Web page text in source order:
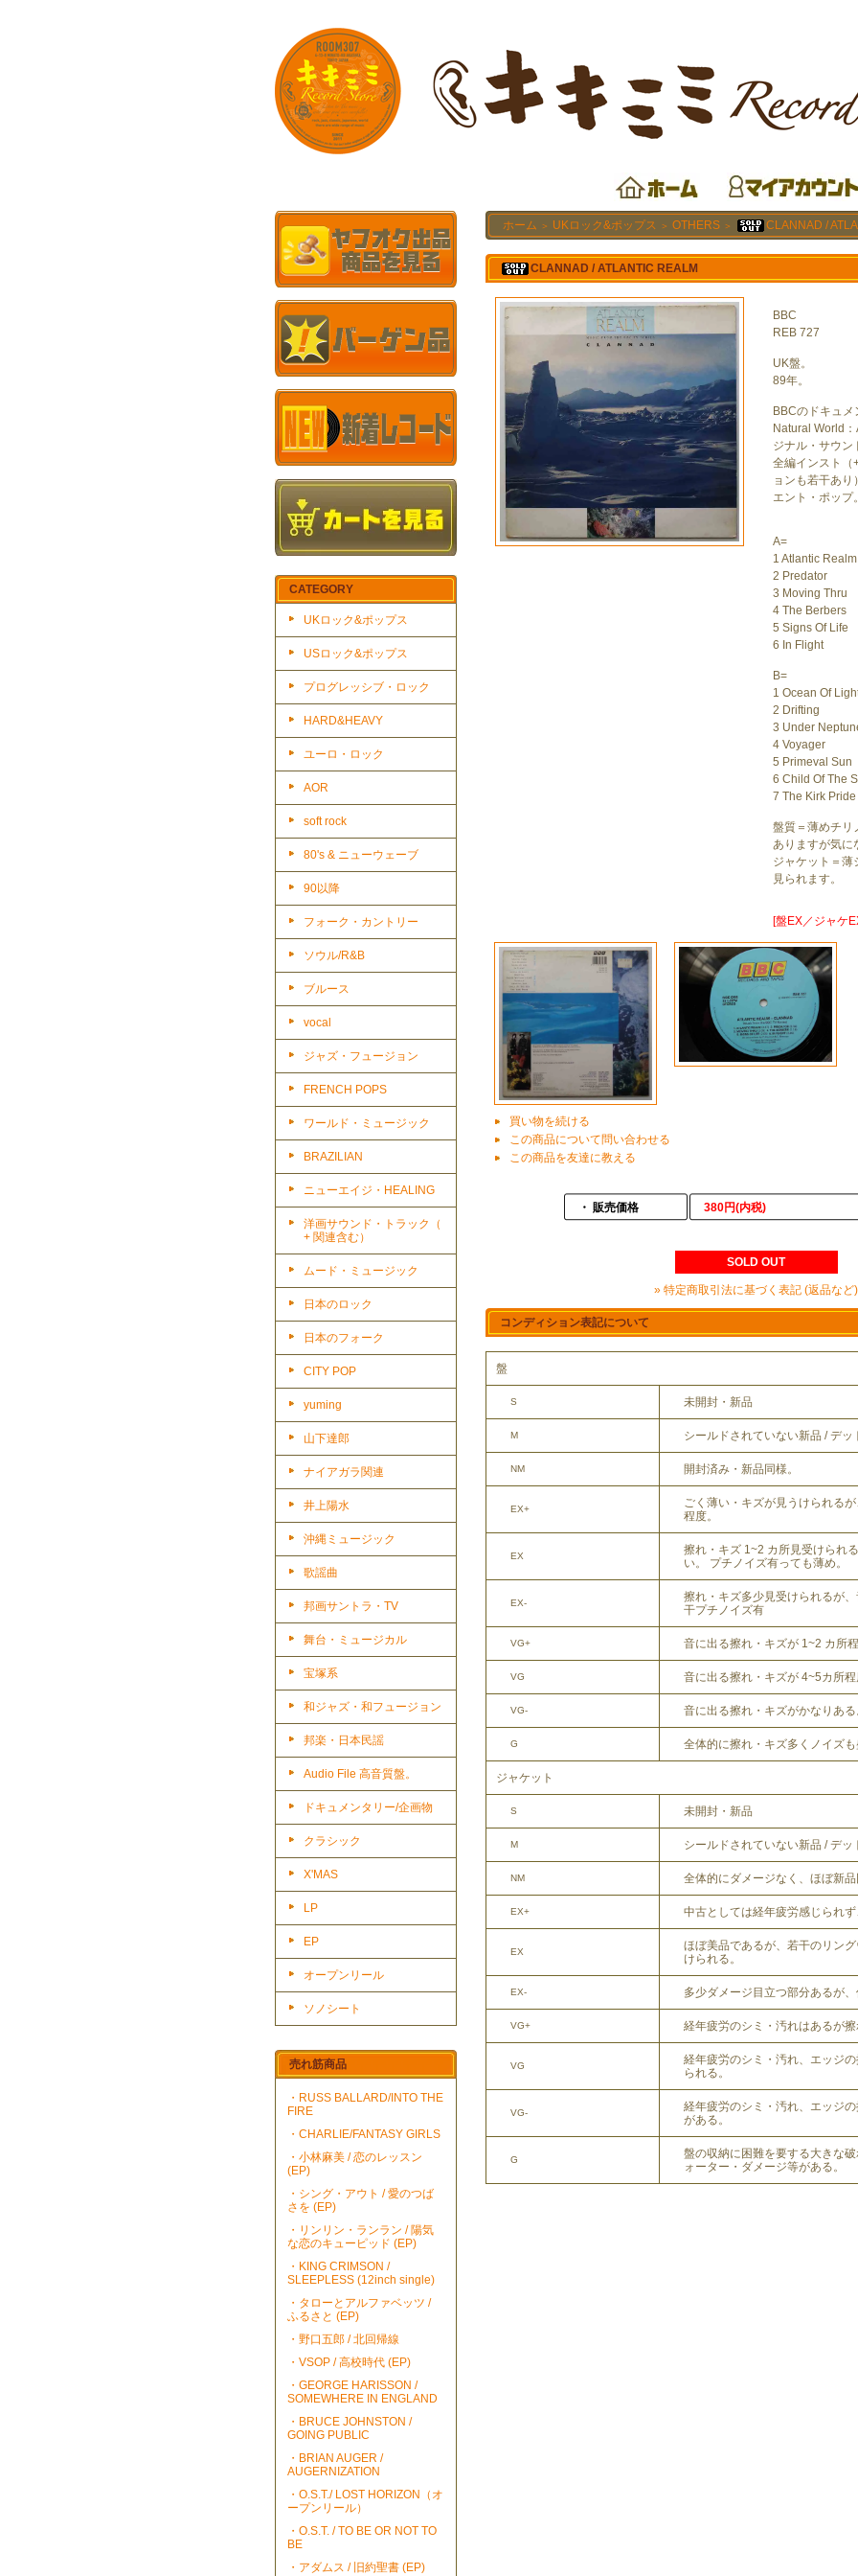
CATEGORY
UKロック&ポップス
USロック&ポップス
プログレッシブ・ロック
HARD&HEAVY
ユーロ・ロック
AOR
soft rock
80's & ニューウェーブ
90以降
フォーク・カントリー
ソウル/R&B
ブルース
vocal
ジャズ・フュージョン
FRENCH POPS
ワールド・ミュージック
BRAZILIAN
ニューエイジ・HEALING
洋画サウンド・トラック（
+ 関連含む）
ムード・ミュージック
日本のロック
日本のフォーク
CITY POP
yuming
山下達郎
ナイアガラ関連
井上陽水
沖縄ミュージック
歌謡曲
邦画サントラ・TV
舞台・ミュージカル
宝塚系
和ジャズ・和フュージョン
邦楽・日本民謡
Audio File 高音質盤。
ドキュメンタリー/企画物
クラシック
X'MAS
LP
EP
オープンリール
ソノシート
売れ筋商品
・RUSS BALLARD/INTO THE
FIRE
・CHARLIE/FANTASY GIRLS
・小林麻美 / 恋のレッスン
(EP)
・シング・アウト / 愛のつば
さを (EP)
・リンリン・ランラン / 陽気
な恋のキューピッド (EP)
・KING CRIMSON /
SLEEPLESS (12inch single)
・タローとアルファベッツ /
ふるさと (EP)
・野口五郎 / 北回帰線
・VSOP / 高校時代 (EP)
・GEORGE HARISSON /
SOMEWHERE IN ENGLAND
・BRUCE JOHNSTON /
GOING PUBLIC
・BRIAN AUGER /
AUGERNIZATION
・O.S.T./ LOST HORIZON（オ
ープンリール）
・O.S.T. / TO BE OR NOT TO
BE
・アダムス / 旧約聖書 (EP)
ホーム ＞ UKロック&ポップス ＞ OTHERS ＞ CLANNAD /
CLANNAD / ATLANTIC REALM
BBC
REB 727
UK盤。
89年。
BBCのドキュ
Natural World
ジナル・サウン
全編インスト（
ョンも若干あ
エント・ポップ。
A=
1 Atlantic Realm
2 Predator
3 Moving Thru
4 The Berbers
5 Signs Of Life
6 In Flight
B=
1 Ocean Of
2 Drifting
3 Under
4 Voyager
5 Primeval Sun
6 Child Of The
7 The Kirk Pride
盤質＝薄めチリ
ありますが気に
ジャケット＝薄
見られます。
[盤EX／ジャケ
買い物を続ける
この商品について問い合わせる
この商品を友達に教える
・ 販売価格 380円(内税)
SOLD OUT
» 特定商取引法に基づく表記 (返品など)
コンディション表記について
盤
S 未開封・新品
M シールドされていない新品 / デッ
NM 開封済み・新品同様。
EX+
ごく薄い・キズが見うけられる
程度。
EX
擦れ・キズ 1~2 カ所見受けられ
い。 プチノイズ有っても薄め。
EX-
擦れ・キズ多少見受けられるが
干プチノイズ有
VG+ 音に出る擦れ・キズが 1~2 カ所程
VG 音に出る擦れ・キズが 4~5カ所程
VG- 音に出る擦れ・キズがかなりある
G 全体的に擦れ・キズ多くノイズも
ジャケット
S 未開封・新品
M シールドされていない新品 / デッ
NM 全体的にダメージなく、ほぼ新品
EX+ 中古としては経年疲労感じられず
EX
ほぼ美品であるが、若干のリン
けられる。
EX- 多少ダメージ目立つ部分あるが、
VG+ 経年疲労のシミ・汚れはあるが擦
VG
経年疲労のシミ・汚れ、エッジ
られる。
VG-
経年疲労のシミ・汚れ、エッジ
がある。
G
盤の収納に困難を要する大きな
ォーター・ダメージ等がある。